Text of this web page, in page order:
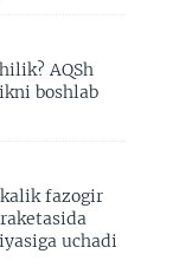
AQSh
boshlab
fazogir
uchadi